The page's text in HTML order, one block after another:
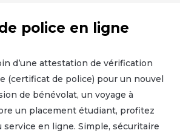
police en ligne
d’une attestation de vérification
(certificat de police) pour un nouvel
de bénévolat, un voyage à
un placement étudiant, profitez
service en ligne. Simple, sécuritaire